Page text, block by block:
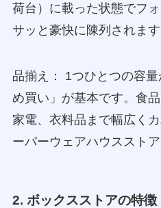
荷台）に載った状態でフ
サッと豪快に陳列されます
品揃え： 1つひとつの容
め買い」が基本です。食
家電、衣料品まで幅広く
ーパーウェアハウスストア
2. ボックスストアの特徴